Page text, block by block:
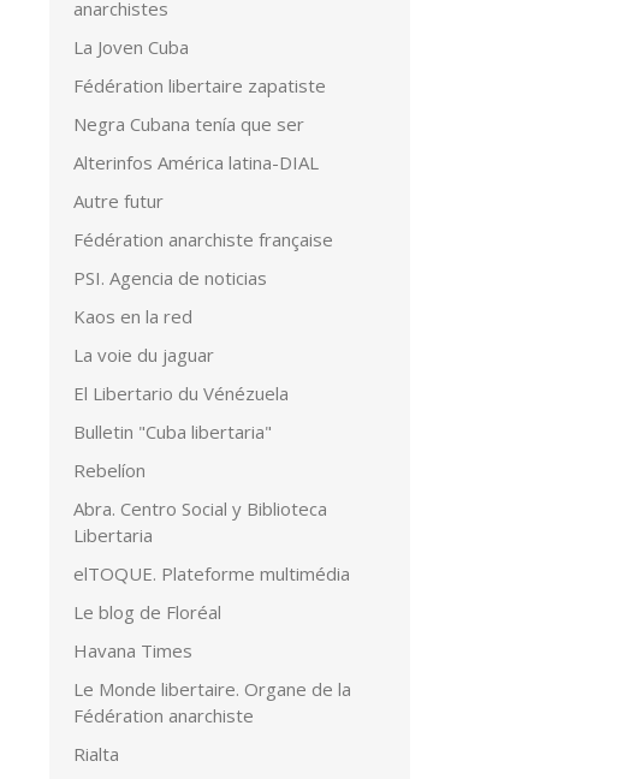
anarchistes
La Joven Cuba
Fédération libertaire zapatiste
Negra Cubana tenía que ser
Alterinfos América latina-DIAL
Autre futur
Fédération anarchiste française
PSI. Agencia de noticias
Kaos en la red
La voie du jaguar
El Libertario du Vénézuela
Bulletin "Cuba libertaria"
Rebelíon
Abra. Centro Social y Biblioteca
Libertaria
elTOQUE. Plateforme multimédia
Le blog de Floréal
Havana Times
Le Monde libertaire. Organe de la
Fédération anarchiste
Rialta